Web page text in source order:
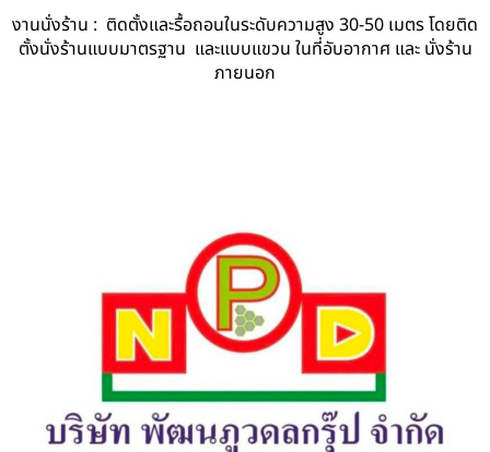
งานนั่งร้าน : ติดตั้งและรื้อถอนในระดับความสูง 30-50 เมตร โดยติด
ตั้งนั่งร้านแบบมาตรฐาน และแบบแขวน ในที่อับอากาศ และ นั่งร้าน
ภายนอก